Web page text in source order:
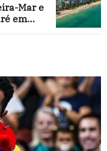
Mar e
em